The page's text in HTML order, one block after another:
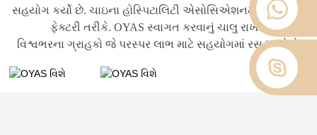
સહયોગ કર્યો છે. ચાઇના હોસ્પિટાલિટી એસોસિએશનમાં એક મોટી
ફેક્ટરી તરીકે. OYAS સ્વાગત કરવાનું ચાલુ રાખશે
વિશ્વભરના ગ્રાહકો જે પરસ્પર લાભ માટે સહયોગમાં રસ ધરાવે છે